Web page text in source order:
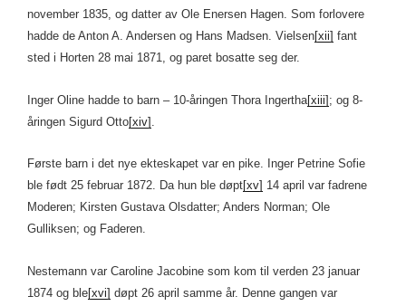
november 1835, og datter av Ole Enersen Hagen. Som forlovere
hadde de Anton A. Andersen og Hans Madsen. Vielsen[xii] fant
sted i Horten 28 mai 1871, og paret bosatte seg der.
Inger Oline hadde to barn – 10-åringen Thora Ingertha[xiii]; og 8-
åringen Sigurd Otto[xiv]
Første barn i det nye ekteskapet var en pike. Inger Petrine Sofie
ble født 25 februar 1872. Da hun ble døpt[xv] 14 april var fadrene
Moderen; Kirsten Gustava Olsdatter; Anders Norman; Ole
Gulliksen; og Faderen.
Nestemann var Caroline Jacobine som kom til verden 23 januar
1874 og ble[xvi] døpt 26 april samme år. Denne gangen var